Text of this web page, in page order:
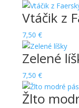
Vtáčik z
7,50 €
Zelené
7,50 €
Žlto